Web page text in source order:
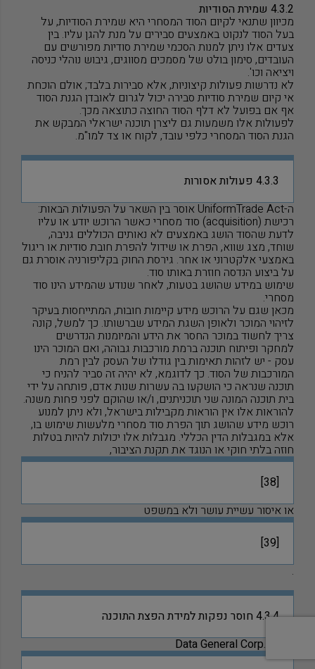
4.3.2 שמירת הסודיות
מכיוון שתנאי לקיום הסוד המסחרי היא שמירת הסודיות, על
בעל הסוד לנקוט באמצעים סבירים על מנת להגן עליו. בין
צעדים אלו ניתן למנות הסכמי שמירת סודיות מפורשים עם
העובדים, סימון בולט של מסמכים מסווגים, גיבוש נוהלי כניסה
ויציאה וכו'.
לא נדרשות פעולות קיצוניות, אלא סבירות בלבד; אולם הוכחת
אי קיום שמירת סודיות סבירה יכול לגרום לאובדן הגנת הסוד
אף אם בפועל לא דלף הסוד החוצה כתוצאה מכך.
לפעולות אלו משמעות גם ליצרן תוכנה ישראלי המבקש את
הגנת הסוד המסחרי כלפי עובד, לקוח או צד למו"מ.
4.3.3 פעולות אסורות
הTrade Act-
Uniform אוסר בין השאר על הפעולות הבאות:
רכישת (acquisition) סוד מסחרי כאשר הרוכש יודע או עליו
לדעת שהסוד הושג באמצעים לא נאותים הכוללים גניבה,
שוחד, מצג שווא, הפרת או שידול להפרת חובת סודיות או ריגול
באמצעי אלקטרוני או אחר. גירסת החוק בקליפורניה אוסרת גם
על ביצוע הנדסה חוזרת באותו סוד.
שימוש במידע שהושג בטעות, לאחר שנודע שהמידע הינו סוד
מסחרי.
מכאן שגם על הרוכש מידע קיימות חובות, המתייחסות בעיקר
לזיהוי המוכר ולאופן השגת המידע שברשותו. כך למשל, קונה
צריך לחשוד במוכר החסר את הידע והמיומנות הנדרשים
למחקר ופיתוח תוכנה ברמת מורכבות גבוהה, ואם המוכר הינו
עסק - יש לזהות תאימות בין גודלו של העסק לבין רמת
המורכבות של הסוד. כך לדוגמא, לא יהיה זה סביר להניח כי
תוכנה שנראה כי הושקעו בה עשרות שנות אדם, פותחה על ידי
בית תוכנה המונה שני תוכניתנים, ו/או שהוקם לפני פחות משנה.
להוראות אלו אין הוראות מקבילות בישראל, ולא ניתן למנוע
רוכש מידע שהושג תוך הפרת סוד מסחרי מלעשות שימוש בו,
אלא במגבלות הדין הכללי. מגבלות אלו יכולות להיות בטלות
חוזה בלתי חוקי או הנוגד את תקנת הציבור,
[38]
או איסור עשיית עושר ולא במשפט
[39]
.
4.3.4 חוסר נפקות למידת הפצת התוכנה
Data General Corp.